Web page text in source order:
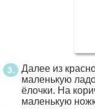
Далее из
маленькую
ёлочки. На
маленькую